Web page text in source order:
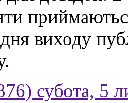
дня виходу
субота, 5